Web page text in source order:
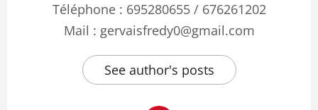
Téléphone : 695280655 / 676261202
Mail : gervaisfredy0@gmail.com
See author's posts